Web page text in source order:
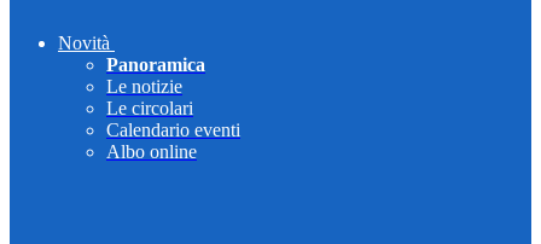
Novità
Panoramica
Le notizie
Le circolari
Calendario eventi
Albo online